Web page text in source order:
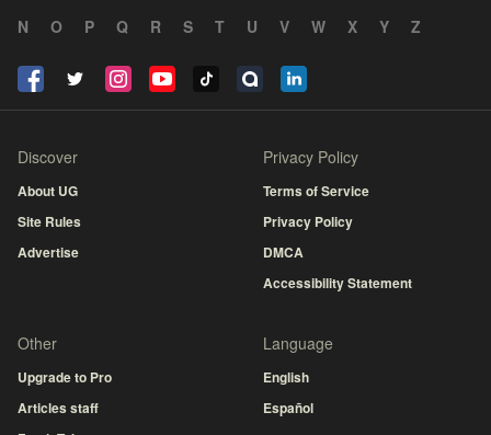
N
O P Q R S T U V W X Y Z
Discover
About UG
Site Rules
Advertise
Privacy Policy
Terms of Service
Privacy Policy
DMCA
Accessibility Statement
Other
Upgrade to Pro
Articles staff
Language
English
Español